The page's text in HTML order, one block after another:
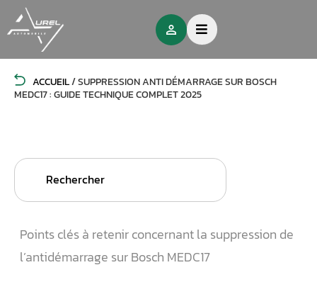
ACCUEIL/SUPPRESSION ANTI DÉMARRAGE SUR BOSCH
MEDC17 : GUIDE TECHNIQUE COMPLET 2025
Search
Points clés à retenir concernant la suppression de
l’antidémarrage sur Bosch MEDC17